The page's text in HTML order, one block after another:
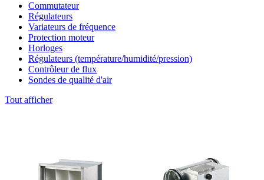
Commutateur
Régulateurs
Variateurs de fréquence
Protection moteur
Horloges
Régulateurs (température/humidité/pression)
Contrôleur de flux
Sondes de qualité d'air
Tout afficher